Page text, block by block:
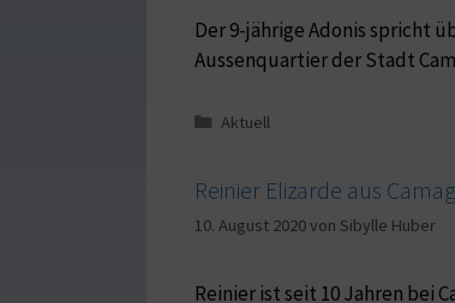
Der 9-jährige Adonis spricht
Aussenquartier der Stadt
Aktuell
Reinier Elizarde aus
10. August 2020von Sibylle Huber
Reinier ist seit 10 Jahren bei